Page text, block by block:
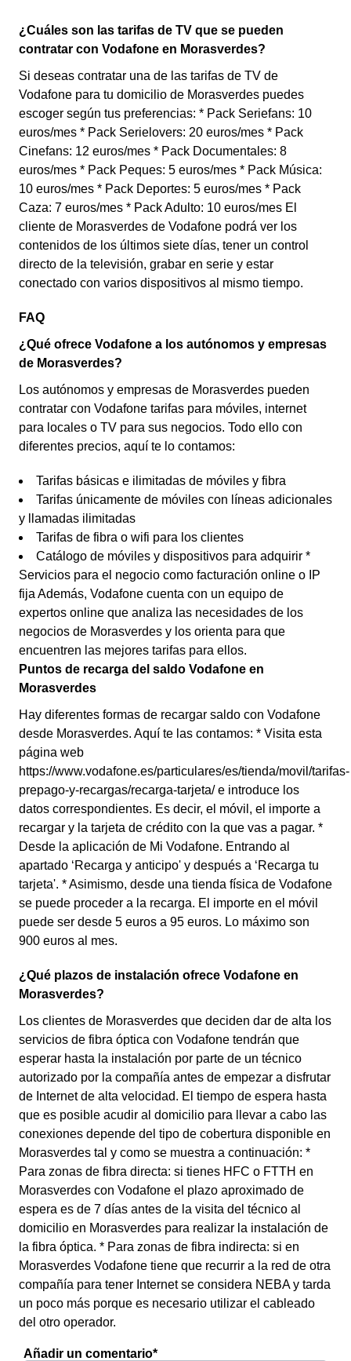
¿Cuáles son las tarifas de TV que se pueden
contratar con Vodafone en Morasverdes?
Si deseas contratar una de las tarifas de TV de
Vodafone para tu domicilio de Morasverdes puedes
escoger según tus preferencias: * Pack Seriefans: 10
euros/mes * Pack Serielovers: 20 euros/mes * Pack
Cinefans: 12 euros/mes * Pack Documentales: 8
euros/mes * Pack Peques: 5 euros/mes * Pack Música:
10 euros/mes * Pack Deportes: 5 euros/mes * Pack
Caza: 7 euros/mes * Pack Adulto: 10 euros/mes El
cliente de Morasverdes de Vodafone podrá ver los
contenidos de los últimos siete días, tener un control
directo de la televisión, grabar en serie y estar
conectado con varios dispositivos al mismo tiempo.
FAQ
¿Qué ofrece Vodafone a los autónomos y empresas
de Morasverdes?
Los autónomos y empresas de Morasverdes pueden
contratar con Vodafone tarifas para móviles, internet
para locales o TV para sus negocios. Todo ello con
diferentes precios, aquí te lo contamos:
Tarifas básicas e ilimitadas de móviles y fibra
Tarifas únicamente de móviles con líneas adicionales
y llamadas ilimitadas
Tarifas de fibra o wifi para los clientes
Catálogo de móviles y dispositivos para adquirir *
Servicios para el negocio como facturación online o IP
fija Además, Vodafone cuenta con un equipo de
expertos online que analiza las necesidades de los
negocios de Morasverdes y los orienta para que
encuentren las mejores tarifas para ellos.
Puntos de recarga del saldo Vodafone en
Morasverdes
Hay diferentes formas de recargar saldo con Vodafone
desde Morasverdes. Aquí te las contamos: * Visita esta
página web
https://www.vodafone.es/particulares/es/tienda/movil/tarifas-
prepago-y-recargas/recarga-tarjeta/ e introduce los
datos correspondientes. Es decir, el móvil, el importe a
recargar y la tarjeta de crédito con la que vas a pagar. *
Desde la aplicación de Mi Vodafone. Entrando al
apartado ‘Recarga y anticipo' y después a ‘Recarga tu
tarjeta'. * Asimismo, desde una tienda física de Vodafone
se puede proceder a la recarga. El importe en el móvil
puede ser desde 5 euros a 95 euros. Lo máximo son
900 euros al mes.
¿Qué plazos de instalación ofrece Vodafone en
Morasverdes?
Los clientes de Morasverdes que deciden dar de alta los
servicios de fibra óptica con Vodafone tendrán que
esperar hasta la instalación por parte de un técnico
autorizado por la compañía antes de empezar a disfrutar
de Internet de alta velocidad. El tiempo de espera hasta
que es posible acudir al domicilio para llevar a cabo las
conexiones depende del tipo de cobertura disponible en
Morasverdes tal y como se muestra a continuación: *
Para zonas de fibra directa: si tienes HFC o FTTH en
Morasverdes con Vodafone el plazo aproximado de
espera es de 7 días antes de la visita del técnico al
domicilio en Morasverdes para realizar la instalación de
la fibra óptica. * Para zonas de fibra indirecta: si en
Morasverdes Vodafone tiene que recurrir a la red de otra
compañía para tener Internet se considera NEBA y tarda
un poco más porque es necesario utilizar el cableado
del otro operador.
Añadir un comentario*